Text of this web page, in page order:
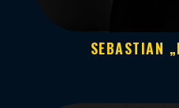
SEBASTIAN